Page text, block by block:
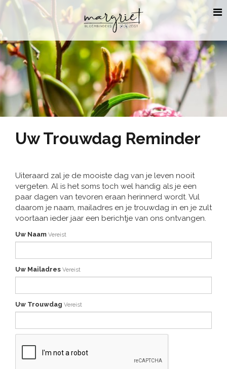
Uw Trouwdag Reminder
Uiteraard zal je de mooiste dag van je leven nooit
vergeten. Al is het soms toch wel handig als je een
paar dagen van tevoren eraan herinnerd wordt. Vul
daarom je naam, mailadres en je trouwdag in en je zult
voortaan ieder jaar een berichtje van ons ontvangen.
Uw Naam Vereist
Uw Mailadres Vereist
Uw Trouwdag Vereist